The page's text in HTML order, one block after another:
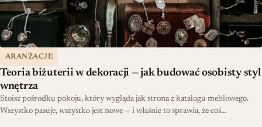
ARANŻACJE
Teoria biżuterii w dekoracji — jak budować osobisty styl
wnętrza
Stoisz pośrodku pokoju, który wygląda jak strona z katalogu meblowego.
Wszystko pasuje, wszystko jest nowe — i właśnie to sprawia, że coś…